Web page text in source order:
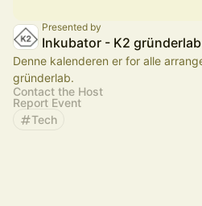
Presented by
Inkubator - K2 gründerlab
Denne kalenderen er for alle
gründerlab.
Contact the Host
Report Event
Tech